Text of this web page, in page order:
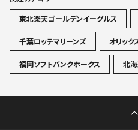
東北楽天ゴールデンイーグルス
千葉ロッテマリーンズ オリック
福岡ソフトバンクホークス 北